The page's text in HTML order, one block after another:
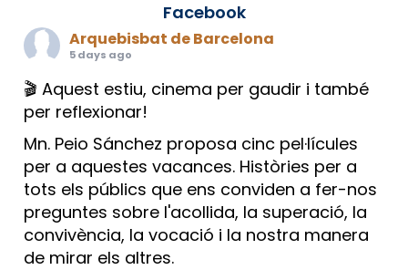
Facebook
Arquebisbat de Barcelona
5 days ago
🎬 Aquest estiu, cinema per gaudir i també
per reflexionar!
Mn. Peio Sánchez proposa cinc pel·lícules
per a aquestes vacances. Històries per a
tots els públics que ens conviden a fer-nos
preguntes sobre l'acollida, la superació, la
convivència, la vocació i la nostra manera
de mirar els altres.